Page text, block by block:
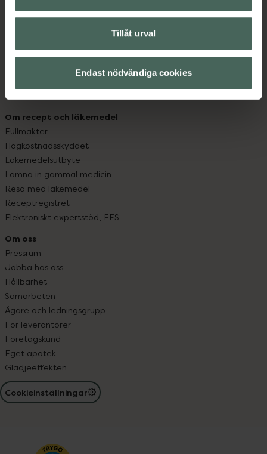
Tillåt urval
Endast nödvändiga cookies
Hitta apotek
Leverans, betalning och retur
Kundklubb
Köpvillkor
Om recept och läkemedel
Fullmakter
Högkostnadsskyddet
Läkemedelsutbyte
Lämna in gammal medicin
Resa med läkemedel
Receptregistret
Elektroniskt expertstöd, EES
Om oss
Pressrum
Jobba hos oss
Hållbarhet
Samarbeten
Ägare och ledningsgrupp
För leverantörer
Företagskund
Eget apotek
Glädjeeffekten
Cookieinställningar